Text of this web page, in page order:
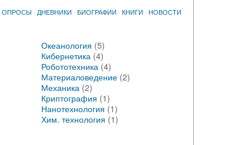
ОПРОСЫ · ДНЕВНИКИ · БИОГРАФИИ · КНИГИ · НОВОСТИ
Океанология (5)
Кибернетика (4)
Робототехника (4)
Материаловедение (2)
Механика (2)
Криптография (1)
Нанотехнология (1)
Хим. технология (1)